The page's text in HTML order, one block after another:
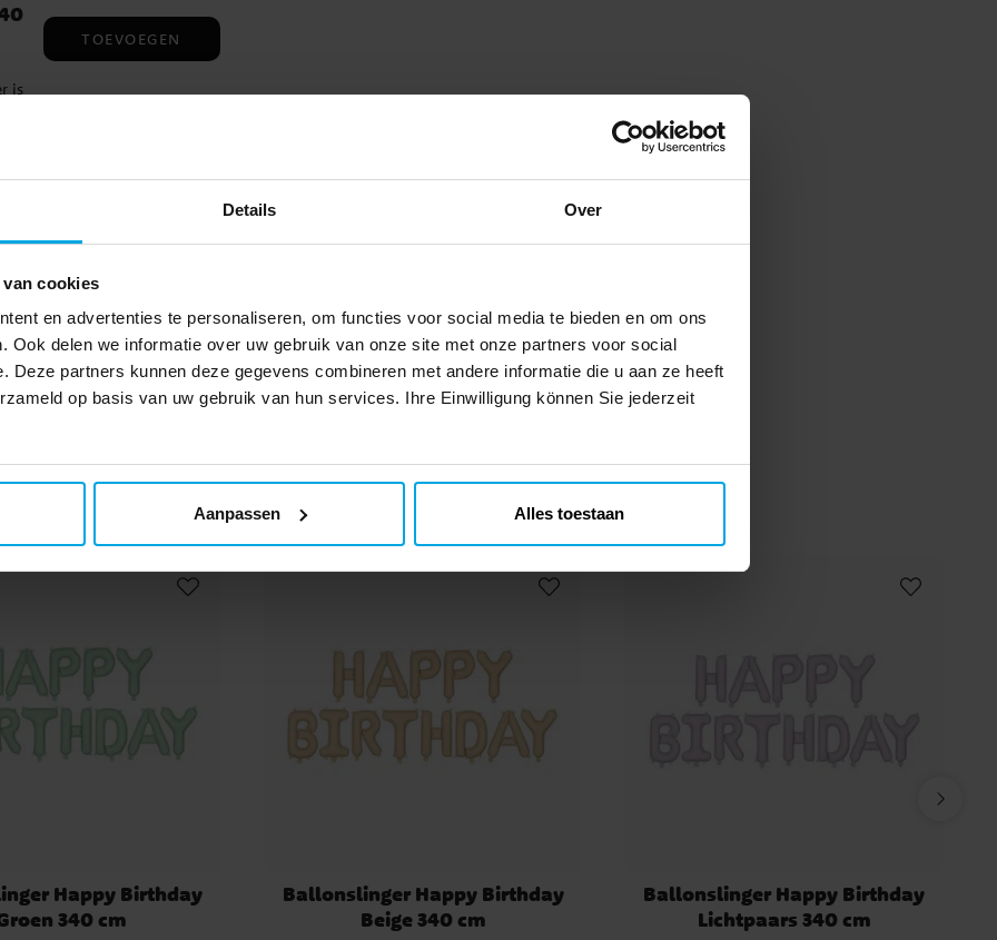
Details Over
cookies
en advertenties te personaliseren, om functies voor social media te bieden en om ons
Ook delen we informatie over uw gebruik van onze site met onze partners voor social
Deze partners kunnen deze gegevens combineren met andere informatie die u aan ze heeft
op basis van uw gebruik van hun services. Ihre Einwilligung können Sie jederzeit
Aanpassen Alles toestaan
is
TOEVOEGEN
Anderen kochten ook
Happy Birthday
340 cm
Ballonslinger Happy Birthday
Beige 340 cm
Ballonslinger Happy Birthday
Lichtpaars 340 cm